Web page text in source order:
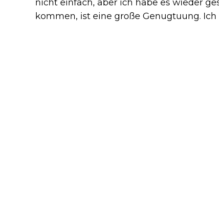
nicht einfach, aber ich habe es wieder
kommen, ist eine große Genugtuung. Ich